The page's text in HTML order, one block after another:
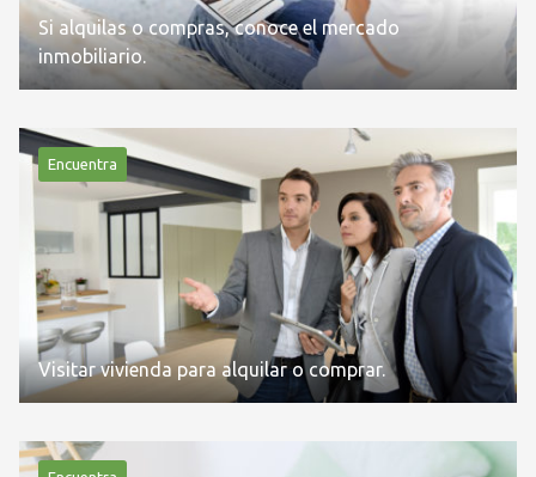
Si alquilas o compras, conoce el mercado
inmobiliario.
Encuentra
Visitar vivienda para alquilar o comprar.